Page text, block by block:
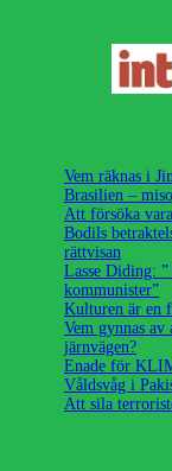
Vem räknas i
Brasilien –
Att försöka
Bodils
rättvisan
Lasse Diding:
kommunister”
Kulturen är en
Vem gynnas
järnvägen?
Enade för
Våldsvåg i
Att sila